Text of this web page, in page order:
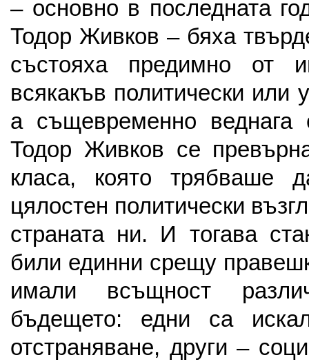
– основно в последната
Тодор Живков – бяха
състояха предимно от
всякакъв политически или
а същевременно веднага
Тодор Живков се
класа, която трябваше
цялостен политически
страната ни. И тогава
били единни срещу
имали всъщност
бъдещето: едни са
отстраняване, други –